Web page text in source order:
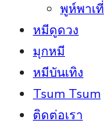
พูห์พาเ
หมีดูดวง
มุกหมี
หมีบันเทิง
Tsum Tsum
ติดต่อเรา